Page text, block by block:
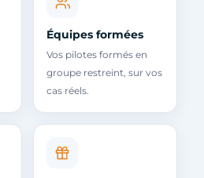
Équipes formées
Vos pilotes formés en
groupe restreint, sur vos
cas réels.